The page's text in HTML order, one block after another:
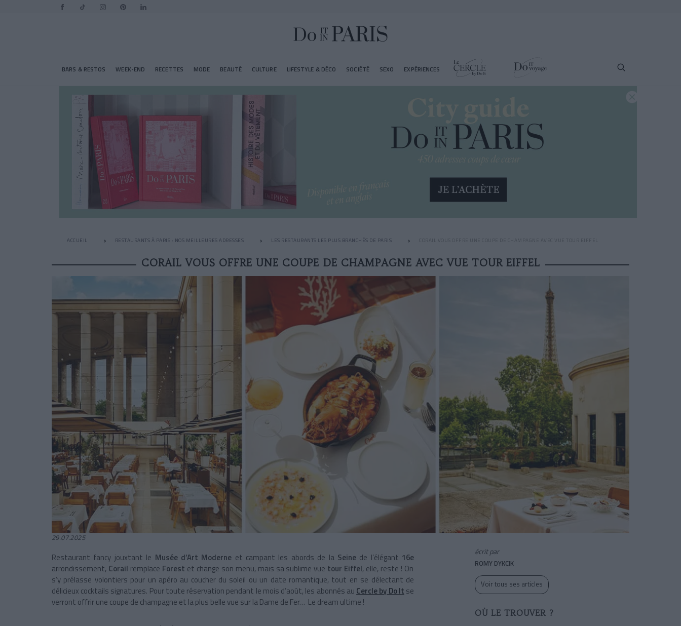
BARS & RESTOS WEEK-END RECETTES MODE BEAUTÉ CULTURE LIFESTYLE & DÉCO SOCIÉTÉ SEXO EXPÉRIENCES
ACCUEIL RESTAURANTS À PARIS : NOS MEILLEURES ADRESSES LES RESTAURANTS LES PLUS BRANCHÉS DE PARIS CORAIL VOUS OFFRE UNE COUPE DE CHAMPAGNE AVEC VUE TOUR EIFFEL
CORAIL VOUS OFFRE UNE COUPE DE CHAMPAGNE AVEC VUE TOUR EIFFEL
29.07.2025
Restaurant fancy jouxtant le Musée d’Art Moderne et campant les abords de la Seine de l’élégant 16e
arrondissement, Corail remplace Forest et change son menu, mais sa sublime vue tour Eiffel, elle, reste ! On
s’y prélasse volontiers pour un apéro au coucher du soleil ou un date romantique, tout en se délectant de
délicieux cocktails signatures. Pour toute réservation pendant le mois d’août, les abonnés au Cercle by Do It se
verront offrir une coupe de champagne et la plus belle vue sur la Dame de Fer… Le dream ultime !
écrit par
ROMY DYKCIK
Voir tous ses articles
OÙ LE TROUVER ?